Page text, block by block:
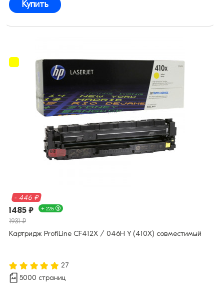
Купить
- 446 ₽
1485 ₽ + 22Б
1931 ₽
Картридж ProfiLine CF412X / 046H Y (410X) совместимый
27
5000 страниц